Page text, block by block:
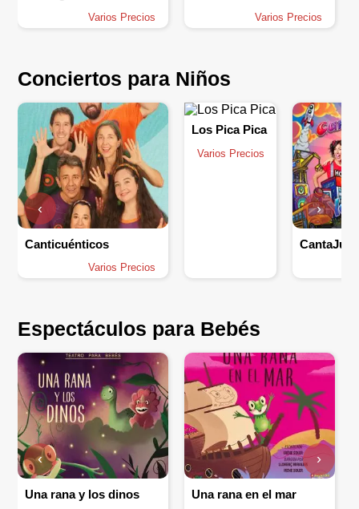
Varios Precios Varios Precios
Conciertos para Niños
Canticuénticos
Varios Precios
Los Pica Pica
Varios Precios
‹ ›
Espectáculos para Bebés
Una rana y los dinos Una rana en el mar
‹ ›